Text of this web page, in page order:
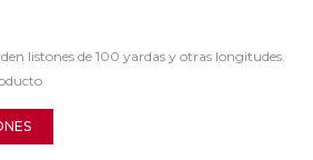
listones de 100 yardas y otras longitudes.